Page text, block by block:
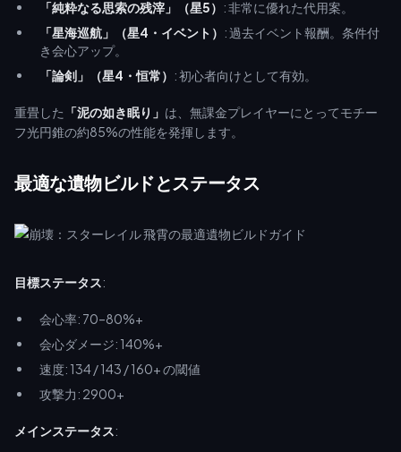
「純粋なる思索の残滓」（星5） : 非常に優れた代用案。
「星海巡航」（星4・イベント） : 過去イベント報酬。条件付
き会心アップ。
「論剣」（星4・恒常） : 初心者向けとして有効。
重畳した 「泥の如き眠り」 は、無課金プレイヤーにとってモチー
フ光円錐の約85%の性能を発揮します。
最適な遺物ビルドとステータス
目標ステータス:
会心率: 70–80%+
会心ダメージ: 140%+
速度: 134 / 143 / 160+ の閾値
攻撃力: 2900+
メインステータス: